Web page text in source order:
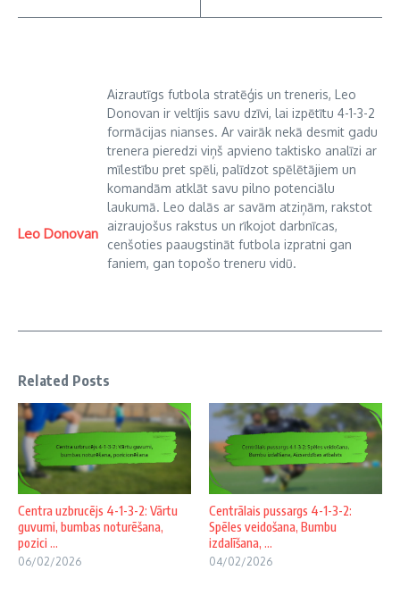
Leo Donovan
Aizrautīgs futbola stratēģis un treneris, Leo
Donovan ir veltījis savu dzīvi, lai izpētītu 4-1-3-2
formācijas nianses. Ar vairāk nekā desmit gadu
trenera pieredzi viņš apvieno taktisko analīzi ar
mīlestību pret spēli, palīdzot spēlētājiem un
komandām atklāt savu pilno potenciālu
laukumā. Leo dalās ar savām atziņām, rakstot
aizraujošus rakstus un rīkojot darbnīcas,
cenšoties paaugstināt futbola izpratni gan
faniem, gan topošo treneru vidū.
Related Posts
Centra uzbrucējs 4-1-3-2: Vārtu
guvumi, bumbas noturēšana,
pozici ...
06/02/2026
Centrālais pussargs 4-1-3-2:
Spēles veidošana, Bumbu
izdalīšana, ...
04/02/2026